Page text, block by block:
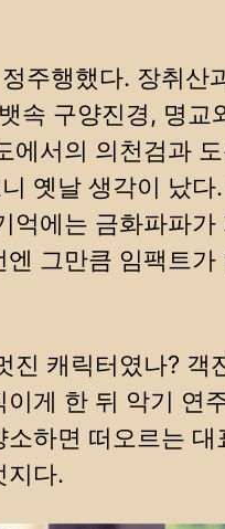
주행했다. 장취산
속 구양진경, 명교
에서의 의천검과
옛날 생각이 났다
억에는 금화파파가
그만큼 임팩트가
진 캐릭터였나? 객
게 한 뒤 악기 연
하면 떠오르는 대
지다.